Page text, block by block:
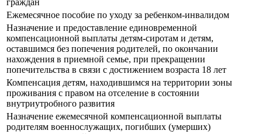
граждан
Ежемесячное пособие по уходу за ребенком-инвалидом
Назначение и предоставление единовременной
компенсационной выплаты детям-сиротам и детям,
оставшимся без попечения родителей, по окончании
нахождения в приемной семье, при прекращении
попечительства в связи с достижением возраста 18 лет
Компенсация детям, находившимся на территории зоны
проживания с правом на отселение в состоянии
внутриутробного развития
Назначение ежемесячной компенсационной выплаты
родителям военнослужащих, погибших (умерших)